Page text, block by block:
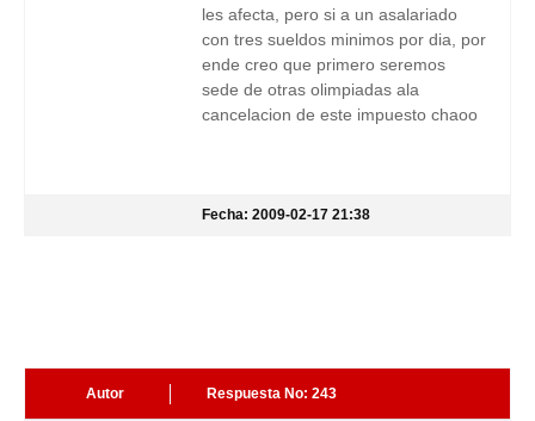
les afecta, pero si a un asalariado
con tres sueldos minimos por dia, por
ende creo que primero seremos
sede de otras olimpiadas ala
cancelacion de este impuesto chaoo
Fecha: 2009-02-17 21:38
Autor Respuesta No: 243